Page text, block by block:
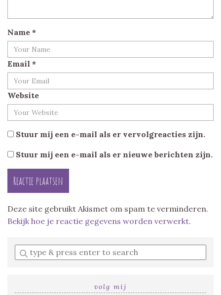
Name *
Email *
Website
Stuur mij een e-mail als er vervolgreacties zijn.
Stuur mij een e-mail als er nieuwe berichten zijn.
Deze site gebruikt Akismet om spam te verminderen.
Bekijk hoe je reactie gegevens worden verwerkt.
Enter
a
volg mij